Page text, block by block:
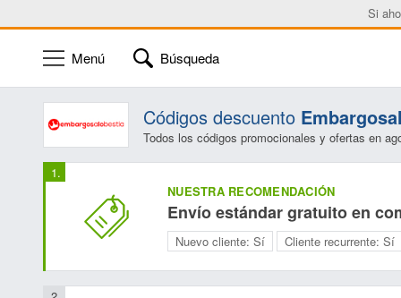
Si
Menú Búsqueda
Códigos descuento
Todos los códigos promocionales y ofertas en
NUESTRA RECOMENDACIÓN
Envío estándar gratuito en
Nuevo cliente: Sí Cliente recurrente: Sí